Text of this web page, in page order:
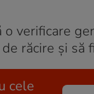
verificare
răcire și să
cele